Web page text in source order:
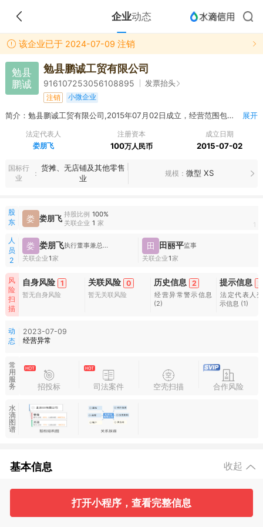
企业动态
该企业已于 2024-07-09 注销
勉县
鹏诚
勉县鹏诚工贸有限公司
916107253056108895 发票抬头
注销 小微企业
简介：勉县鹏诚工贸有限公司,2015年07月02日成立，经营范围包括工业建筑废料回收加工及利用；炉渣、石英砂、机车专业砂、成品砂、砖渣、石渣、石膏、水渣、建材、矿产品、水泥及水泥辅料销售；货物运输、配送经营。（依法须经批准的项目，经相关部门批准后方可开展经营活动） 展开
法定代表人
娄朋飞
注册资本
100万人民币
成立日期
2015-07-02
国标行
业
货摊、无店铺及其他零售
业
规模 微型 XS
股
东
娄 娄朋飞 持股比例 100%
关联企业 1 家 1
人
员
2
娄 娄朋飞
执行董事兼总经理
关联企业1家
田 田丽平监事
关联企业1家
风
险
扫
描
自身风险 1
暂无自身风险
关联风险 0
暂无关联风险
历史信息 2
经营异常警示信息
(2)
提示信息 2
法定代表人
示信息 (1)
动
态
2023-07-09
经营异常
常
用
服
务
招投标 司法案件 空壳扫描 合作风险
水
滴
图
谱
基本信息 收起
1 2
打开小程序，查看完整信息